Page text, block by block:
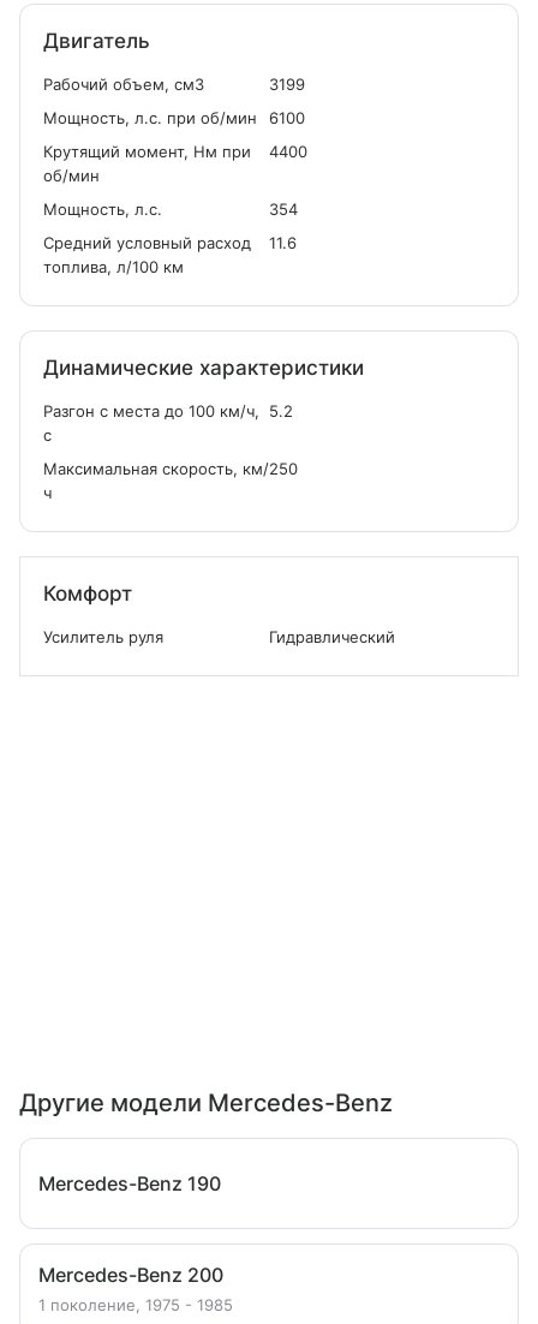
Двигатель
Рабочий объем, см3
3199
Мощность, л.с. при об/мин
6100
Крутящий момент, Нм при
об/мин
4400
Мощность, л.с.
354
Средний условный расход
топлива, л/100 км
11.6
Динамические характеристики
Разгон с места до 100 км/ч,
с
5.2
Максимальная скорость, км/
ч
250
Комфорт
Усилитель руля Гидравлический
Другие модели Mercedes-Benz
Mercedes-Benz 190
Mercedes-Benz 200
1 поколение, 1975 - 1985